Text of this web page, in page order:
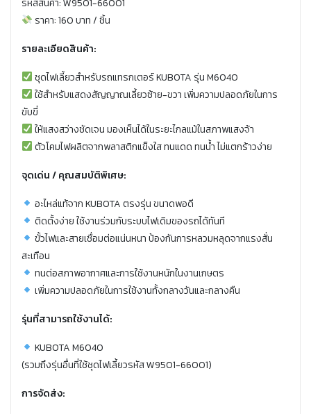
รหัสสินค้า: W9501-66001
ราคา: 160 บาท / ชิ้น
รายละเอียดสินค้า:
ชุดไฟเลี้ยวสำหรับรถแทรกเตอร์ KUBOTA รุ่น M6040
ใช้สำหรับแสดงสัญญาณเลี้ยวซ้าย-ขวา เพิ่มความปลอดภัยในการ
ขับขี่
ให้แสงสว่างชัดเจน มองเห็นได้ในระยะไกลแม้ในสภาพแสงจ้า
ตัวโคมไฟผลิตจากพลาสติกแข็งใส ทนแดด ทนน้ำ ไม่แตกร้าวง่าย
จุดเด่น / คุณสมบัติพิเศษ:
อะไหล่แท้จาก KUBOTA ตรงรุ่น ขนาดพอดี
ติดตั้งง่าย ใช้งานร่วมกับระบบไฟเดิมของรถได้ทันที
ขั้วไฟและสายเชื่อมต่อแน่นหนา ป้องกันการหลวมหลุดจากแรงสั่น
สะเทือน
ทนต่อสภาพอากาศและการใช้งานหนักในงานเกษตร
เพิ่มความปลอดภัยในการใช้งานทั้งกลางวันและกลางคืน
รุ่นที่สามารถใช้งานได้:
KUBOTA M6040
(รวมถึงรุ่นอื่นที่ใช้ชุดไฟเลี้ยวรหัส W9501-66001)
การจัดส่ง: